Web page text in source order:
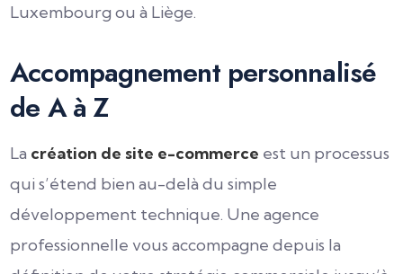
Luxembourg ou à Liège.
Accompagnement personnalisé
de A à Z
La création de site e-commerce est un processus
qui s’étend bien au-delà du simple
développement technique. Une agence
professionnelle vous accompagne depuis la